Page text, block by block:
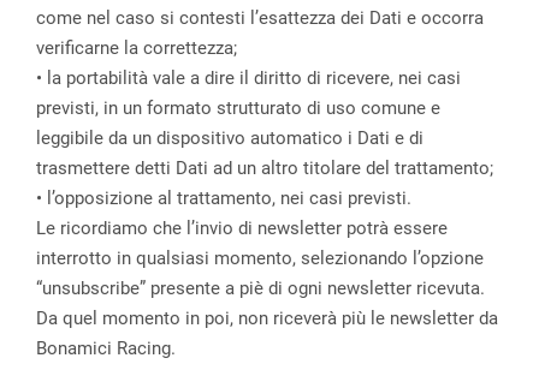
come nel caso si contesti l’esattezza dei Dati e occorra
verificarne la correttezza;
• la portabilità vale a dire il diritto di ricevere, nei casi
previsti, in un formato strutturato di uso comune e
leggibile da un dispositivo automatico i Dati e di
trasmettere detti Dati ad un altro titolare del trattamento;
• l’opposizione al trattamento, nei casi previsti.
Le ricordiamo che l’invio di newsletter potrà essere
interrotto in qualsiasi momento, selezionando l’opzione
“unsubscribe” presente a piè di ogni newsletter ricevuta.
Da quel momento in poi, non riceverà più le newsletter da
Bonamici Racing.